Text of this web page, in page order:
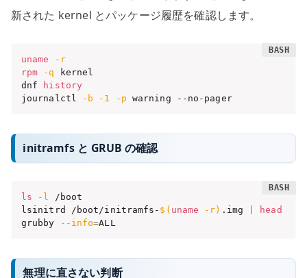
新された kernel とパッケージ履歴を確認します。
uname
-r
rpm
-q
kernel
dnf
history
journalctl
-b -1 -p warning --no-pager
initramfs と GRUB の確認
ls -l
/boot
lsinitrd /boot/initramfs- $( uname -r) .img
head
grubby
--info=ALL
無理に直さない判断